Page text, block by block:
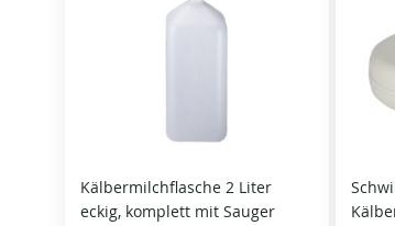
Kälbermilchflasche 2 Liter
eckig, komplett mit Sauger